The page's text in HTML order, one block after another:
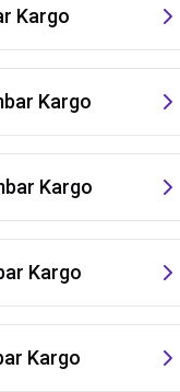
Kargo
Kargo
Kargo
Kargo
Kargo